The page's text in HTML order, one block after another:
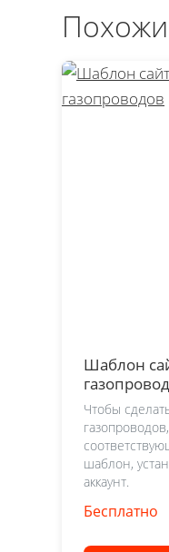
Шаблон
Чтобы
шаблон,
аккаунт.
Бесплатно